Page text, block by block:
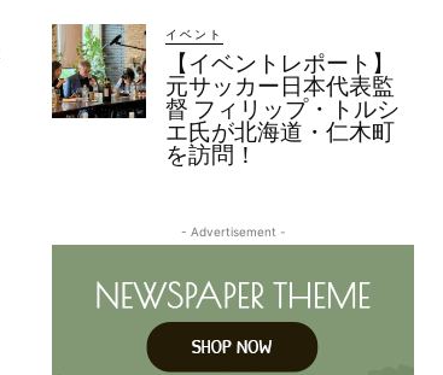
イベント
【イベントレポート】
元サッカー日本代表監
督 フィリップ・トルシ
エ氏が北海道・仁木町
を訪問！
- Advertisement -